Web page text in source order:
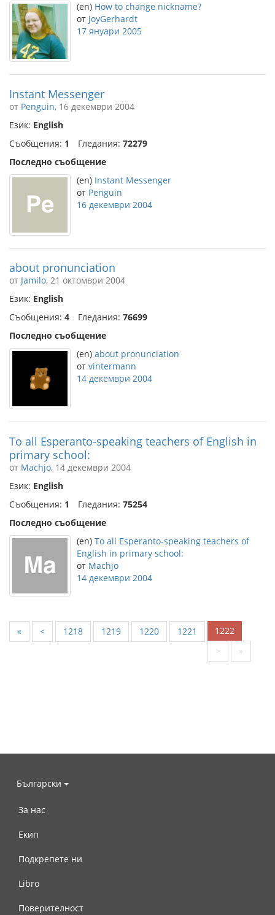
(en) How to change nickname?
от JoyGerhardt
17 януари 2005
Instant Messenger
от Penguin, 16 декември 2004
Език: English
Съобщения: 1 Гледания: 72279
Последно съобщение
(en) Instant Messenger
от Penguin
16 декември 2004
about pronunciation
от Jamilo, 21 октомври 2004
Език: English
Съобщения: 4 Гледания: 76699
Последно съобщение
(en) about pronunciation
от vintermann
14 декември 2004
To all Esperanto-speaking teachers of English in
primary school:
от Machjo, 14 декември 2004
Език: English
Съобщения: 1 Гледания: 75254
Последно съобщение
(en) To all Esperanto-speaking teachers of
English in primary school:
от Machjo
14 декември 2004
« < 1218 1219 1220 1221
1222
>
»
Български
За нас
Екип
Подкрепете ни
Libro
Поверителност